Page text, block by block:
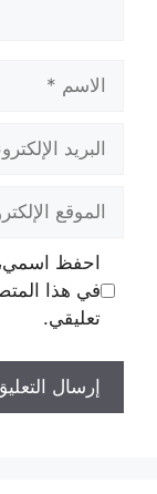
الاسم
البريد
الإلكتروني
الموقع
الإلكتروني
احفظ اسمي،
في هذا
تعليقي.